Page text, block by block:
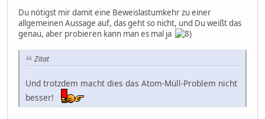
Du nötigst mir damit eine Beweislastumkehr zu einer
allgemeinen Aussage auf, das geht so nicht, und Du weißt das
genau, aber probieren kann man es mal ja
Zitat
Und trotzdem macht dies das Atom-Müll-Problem nicht
besser!